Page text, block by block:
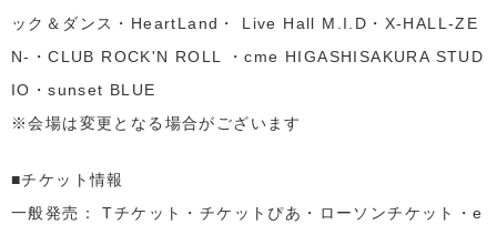
ック＆ダンス・HeartLand・ Live Hall M.I.D・X-HALL-ZE
N-・CLUB ROCK'N ROLL ・cme HIGASHISAKURA STUD
IO・sunset BLUE
※会場は変更となる場合がございます
■チケット情報
一般発売： Tチケット・チケットぴあ・ローソンチケット・e